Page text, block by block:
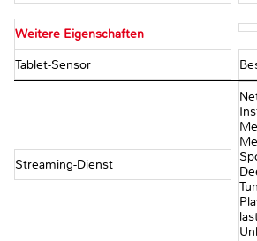
Weitere Eigenschaften
Tablet-Sensor
Streaming-Dienst